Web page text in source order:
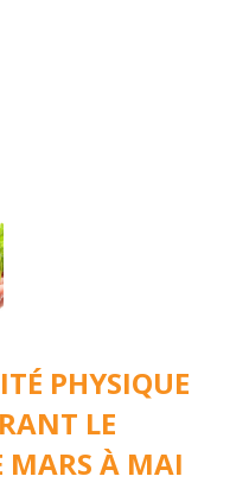
PHYSIQUE
LE
MARS À MAI